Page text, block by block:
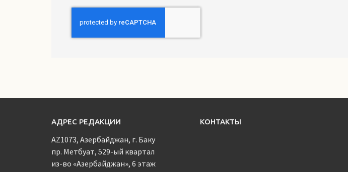
АДРЕС РЕДАКЦИИ
AZ1073, Азербайджан, г. Баку
пр. Метбуат, 529-ый квартал
из-во «Азербайджан», 6 этаж
КОНТАКТЫ